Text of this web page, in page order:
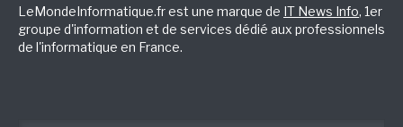
LeMondeInformatique.fr est une marque de IT News Info, 1er
groupe d'information et de services dédié aux professionnels
de l'informatique en France.